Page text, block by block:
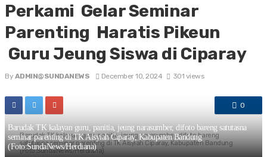
Perkami Gelar Seminar
Parenting Haratis Pikeun
Guru Jeung Siswa di Ciparay
By ADMIN@SUNDANEWS December 10, 2024 301 views
0
Barudak TK kalayan guru, panitia, jeung narasumber, difoto bareng
satutasna seminar parenting di TK Aisyiah Ciparay, Kabupaten Bandung
(Foto:SundaNews/Herdiana)
Barudak TK kalayan guru, panitia, jeung narasumber, difoto bareng satutasna
seminar parenting di TK Aisyiah Ciparay, Kabupaten Bandung
(Foto:SundaNews/Herdiana)